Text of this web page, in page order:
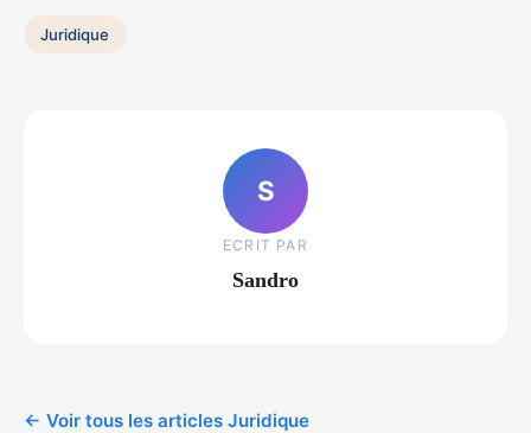
Juridique
S
ECRIT PAR
Sandro
← Voir tous les articles Juridique